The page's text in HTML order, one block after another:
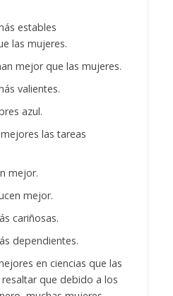
estables
las mujeres.
mejor que las mujeres.
valientes.
azul.
las tareas
mejor.
mejor.
cariñosas.
dependientes.
en ciencias que las
que debido a los